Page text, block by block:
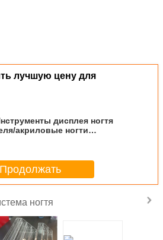
лучшую цену для
дисплея ногтя
акриловые ногти
Продолжать
ногтя